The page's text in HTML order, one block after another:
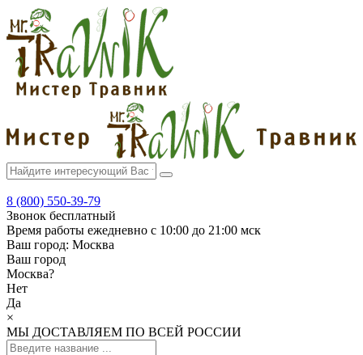
8 (800) 550-39-79
Звонок бесплатный
Время работы ежедневно с 10:00 до 21:00 мск
Ваш город: Москва
Ваш город
Москва?
Нет
Да
×
МЫ ДОСТАВЛЯЕМ ПО ВСЕЙ РОССИИ